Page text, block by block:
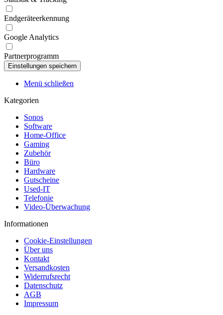
Endgeräteerkennung
Google Analytics
Partnerprogramm
Menü schließen
Kategorien
Sonos
Software
Home-Office
Gaming
Zubehör
Büro
Hardware
Gutscheine
Used-IT
Telefonie
Video-Überwachung
Informationen
Cookie-Einstellungen
Über uns
Kontakt
Versandkosten
Widerrufsrecht
Datenschutz
AGB
Impressum